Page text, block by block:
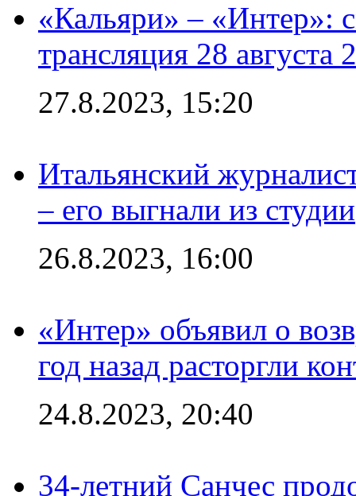
«Кальяри» – «Интер»:
трансляция 28 августа
27.8.2023, 15:20
Итальянский
– его выгнали из студии
26.8.2023, 16:00
«Интер» объявил о
год назад расторгли
24.8.2023, 20:40
34-летний Санчес